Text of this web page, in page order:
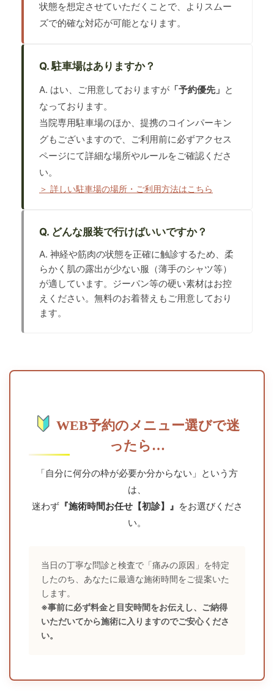
状態を想定させていただくことで、よりスムー
ズで的確な対応が可能となります。
Q. 駐車場はありますか？
A. はい、ご用意しておりますが 「予約優先」 と
なっております。
当院専用駐車場のほか、提携のコインパーキン
グもございますので、ご利用前に必ずアクセス
ページにて詳細な場所やルールをご確認くださ
い。
＞ 詳しい駐車場の場所・ご利用方法はこちら
Q. どんな服装で行けばいいですか？
A. 神経や筋肉の状態を正確に触診するため、柔
らかく肌の露出が少ない服（薄手のシャツ等）
が適しています。ジーパン等の硬い素材はお控
えください。無料のお着替えもご用意しており
ます。
WEB予約のメニュー選びで迷
ったら…
「自分に何分の枠が必要か分からない」という方
は、
迷わず『施術時間お任せ【初診】』 をお選びくださ
い。
当日の丁寧な問診と検査で「痛みの原因」を特定
したのち、あなたに最適な施術時間をご提案いた
します。
※事前に必ず料金と目安時間をお伝えし、ご納得
いただいてから施術に入りますのでご安心くださ
い。